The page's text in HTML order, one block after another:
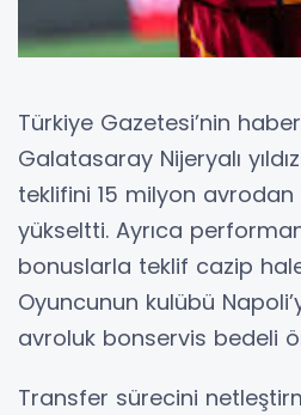
Türkiye Gazetesi’nin
Galatasaray Nijeryalı
teklifini 15 milyon
yükseltti. Ayrıca
bonuslarla teklif cazip
Oyuncunun kulübü
avroluk bonservis bedeli
Transfer sürecini